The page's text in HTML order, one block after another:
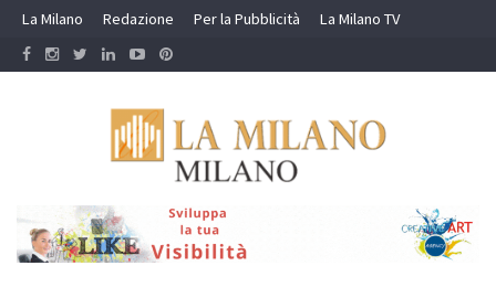
Skip
content
La Milano Redazione Per la Pubblicità La Milano TV